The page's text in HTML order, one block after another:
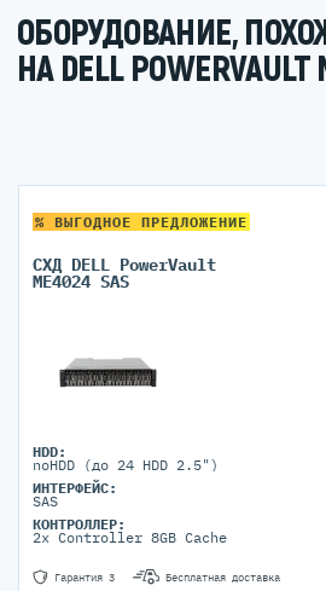
ОБОРУДОВАНИЕ,
НА DELL POWERVAULT
% ВЫГОДНОЕ ПРЕДЛОЖЕНИЕ
СХД DELL PowerVault
ME4024 SAS
HDD:
noHDD (до 24 HDD 2.5")
ИНТЕРФЕЙС:
SAS
КОНТРОЛЛЕР:
2x Controller 8GB Cache
Гарантия 3 Бесплатная доставка